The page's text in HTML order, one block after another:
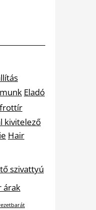
Eladó
frottír
kivitelező
Hair
szivattyú
árak